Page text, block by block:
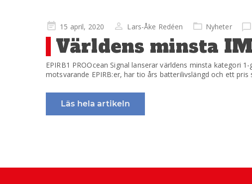
Publicerad
på
15 april, 2020 Lars-Åke Redéen Nyheter
Världens minsta
EPIRB1 PROOcean Signal lanserar världens minsta kategori
motsvarande EPIRB:er, har tio års batterilivslängd och ett
Läs hela artikeln